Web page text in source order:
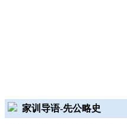
家训导语-先公略史